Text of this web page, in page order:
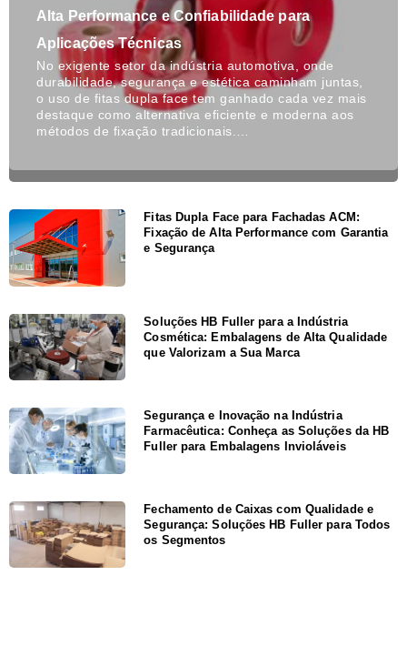
Alta Performance e Confiabilidade para
Aplicações Técnicas
No exigente setor da indústria automotiva, onde
durabilidade, segurança e estética caminham juntas,
o uso de fitas dupla face tem ganhado cada vez mais
destaque como alternativa eficiente e moderna aos
métodos de fixação tradicionais.…
Fitas Dupla Face para Fachadas ACM:
Fixação de Alta Performance com Garantia
e Segurança
Soluções HB Fuller para a Indústria
Cosmética: Embalagens de Alta Qualidade
que Valorizam a Sua Marca
Segurança e Inovação na Indústria
Farmacêutica: Conheça as Soluções da HB
Fuller para Embalagens Invioláveis
Fechamento de Caixas com Qualidade e
Segurança: Soluções HB Fuller para Todos
os Segmentos